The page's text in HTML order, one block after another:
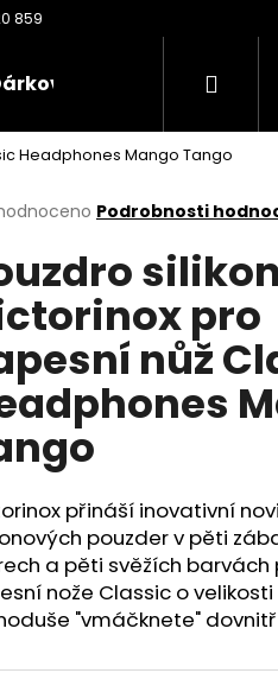
poukazy Oděvy
Headphones Mango Tango
Podrobnosti
pro
nůž
přináší inovativní
pouzder v pěti
a pěti svěžích barvách
nože Classic o velikosti
"vmáčknete"